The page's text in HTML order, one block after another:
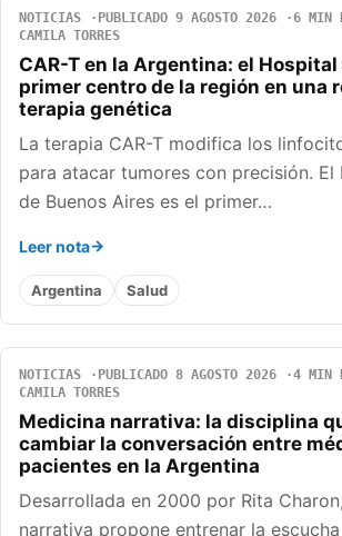
NOTICIAS PUBLICADO 9 AGOSTO 2026
6 MIN
CAMILA TORRES
CAR-T en la Argentina: el
primer centro de la región en una
terapia genética
La terapia CAR-T modifica los
para atacar tumores con precisión. El
de Buenos Aires es el primer…
Leer nota
Argentina Salud
NOTICIAS PUBLICADO 8 AGOSTO 2026
4 MIN
CAMILA TORRES
Medicina narrativa: la disciplina
cambiar la conversación entre
pacientes en la Argentina
Desarrollada en 2000 por Rita
narrativa propone entrenar la